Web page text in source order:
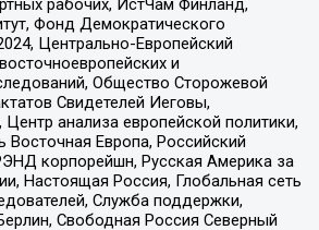
рабочих, ИстЧам Финланд,
Фонд Демократического
Центрально-Европейский
и
Общество Сторожевой
Свидетелей Иеговы,
анализа европейской политики,
Восточная Европа, Российский
корпорейшн, Русская Америка за
Настоящая Россия, Глобальная сеть
Служба поддержки,
Свободная Россия Северный